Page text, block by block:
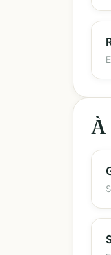
À